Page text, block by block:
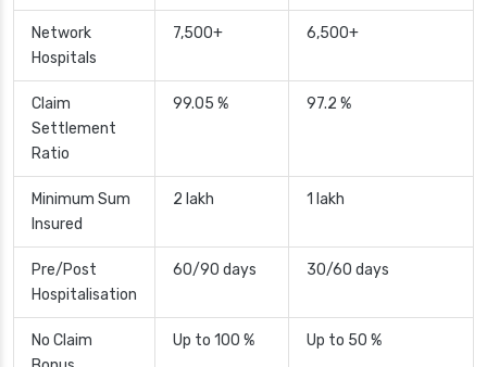
Network
Hospitals
7,500+ 6,500+
Claim
Settlement
Ratio
99.05 % 97.2 %
Minimum Sum
Insured
2 lakh 1 lakh
Pre/Post
Hospitalisation
60/90 days 30/60 days
No Claim
Up to 100 % Up to 50 %